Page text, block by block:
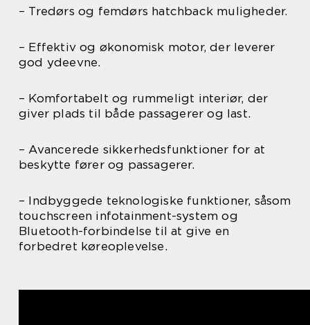
– Tredørs og femdørs hatchback muligheder.
– Effektiv og økonomisk motor, der leverer
god ydeevne.
– Komfortabelt og rummeligt interiør, der
giver plads til både passagerer og last.
– Avancerede sikkerhedsfunktioner for at
beskytte fører og passagerer.
– Indbyggede teknologiske funktioner, såsom
touchscreen infotainment-system og
Bluetooth-forbindelse til at give en
forbedret køreoplevelse.